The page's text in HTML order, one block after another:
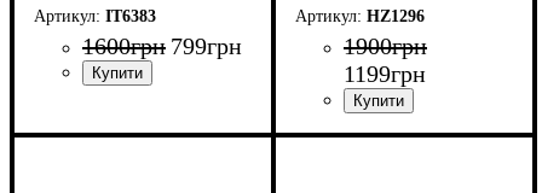
IT6383
1600грн 799грн
HZ1296
1900грн
1199грн